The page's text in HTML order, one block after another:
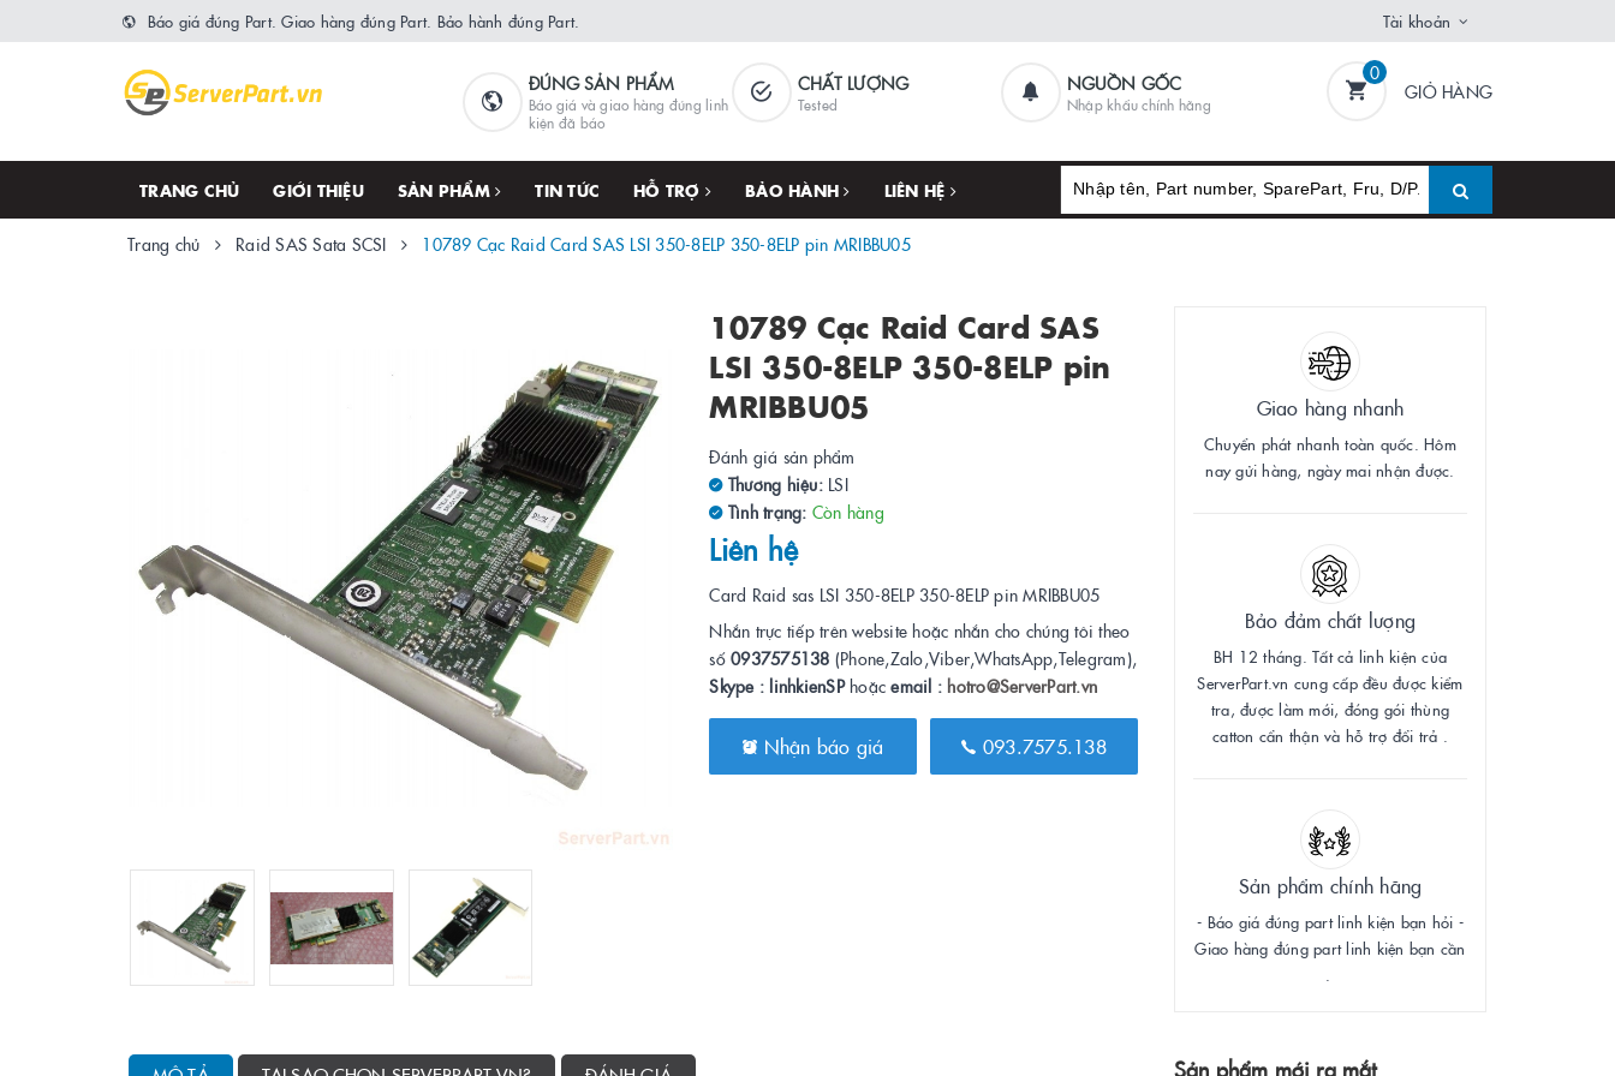
Báo giá đúng Part. Giao hàng đúng Part. Bảo hành đúng Part. Tài khoản
ĐÚNG SẢN PHẨM
Báo giá và giao hàng đúng linh
kiện đã báo
CHẤT LƯỢNG
Tested
NGUỒN GỐC
Nhập khẩu chính hãng
0
GIỎ HÀNG
TRANG CHỦ GIỚI THIỆU SẢN PHẨM TIN TỨC HỖ TRỢ BẢO HÀNH LIÊN HỆ
Trang chủ Raid SAS Sata SCSI 10789 Cạc Raid Card SAS LSI 350-8ELP 350-8ELP pin MRIBBU05
10789 Cạc Raid Card SAS
LSI 350-8ELP 350-8ELP pin
MRIBBU05
Đánh giá sản phẩm
Thương hiệu: LSI
Tình trạng: Còn hàng
Liên hệ
Card Raid sas LSI 350-8ELP 350-8ELP pin MRIBBU05
Nhắn trực tiếp trên website hoặc nhắn cho chúng tôi theo
số0937575138 (Phone,Zalo,Viber,WhatsApp,Telegram),
Skype : linhkienSPhoặcemail : hotro@ServerPart.vn
Nhận báo giá 093.7575.138
Giao hàng nhanh
Chuyển phát nhanh toàn quốc. Hôm
nay gửi hàng, ngày mai nhận được.
Bảo đảm chất lượng
BH 12 tháng. Tất cả linh kiện của
ServerPart.vn cung cấp đều được kiểm
tra, được làm mới, đóng gói thùng
catton cẩn thận và hỗ trợ đổi trả .
Sản phẩm chính hãng
- Báo giá đúng part linh kiện bạn hỏi -
Giao hàng đúng part linh kiện bạn cần
Sản phẩm mới ra mắt